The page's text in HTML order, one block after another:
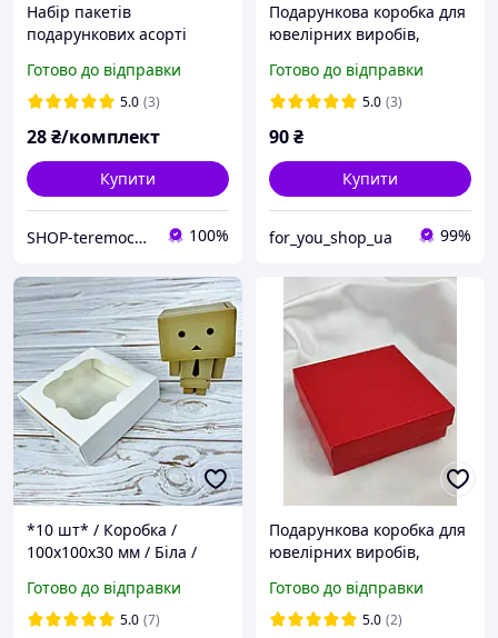
Набір пакетів
подарункових асорті
із зіп застібкою для
солодощів з ручкою 21
Готово до відправки
5.0 (3)
28₴/комплект
Купити
SHOP-teremochek Інтернет магазин 100%
Подарункова коробка для
ювелірних виробів,
Готово до відправки
5.0 (3)
90₴
Купити
for_you_shop_ua 99%
*10 шт* / Коробка /
100х100х30 мм / Біла /
Готово до відправки
5.0 (7)
Подарункова коробка для
ювелірних виробів,
або каблучку, сережки,
кольє, браслет
Готово до відправки
5.0 (2)